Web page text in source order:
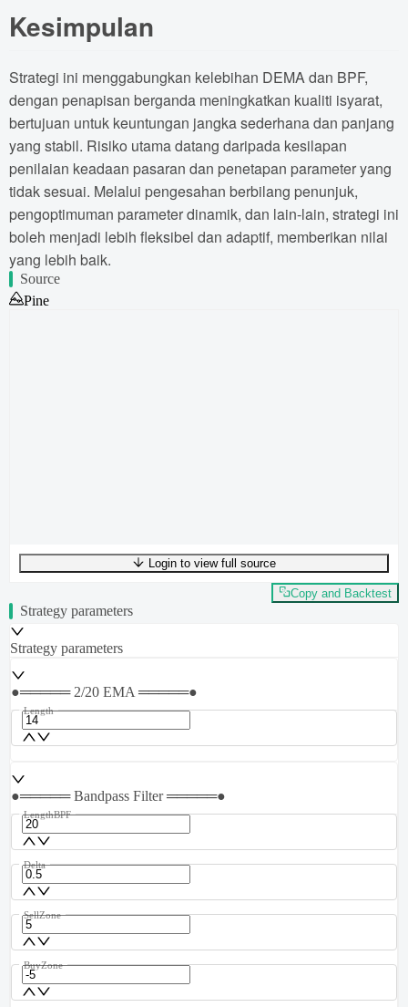
Kesimpulan
Strategi ini menggabungkan kelebihan DEMA dan BPF,
dengan penapisan berganda meningkatkan kualiti isyarat,
bertujuan untuk keuntungan jangka sederhana dan panjang
yang stabil. Risiko utama datang daripada kesilapan
penilaian keadaan pasaran dan penetapan parameter yang
tidak sesuai. Melalui pengesahan berbilang penunjuk,
pengoptimuman parameter dinamik, dan lain-lain, strategi ini
boleh menjadi lebih fleksibel dan adaptif, memberikan nilai
yang lebih baik.
Source
Pine
UTF-8326 bytes43 words0 linesLn 1,Col 0
Login to view full source
Copy and Backtest
Strategy parameters
Strategy parameters
●═════ 2/20 EMA ═════●
Length
●═════ Bandpass Filter ═════●
LengthBPF
Delta
SellZone
BuyZone